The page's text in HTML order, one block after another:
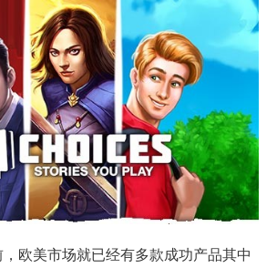
欧美市场就已经有多款成功产品其中